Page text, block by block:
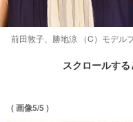
前田敦子、勝地涼 （C）モデル
スクロールす
( 画像5/5 )